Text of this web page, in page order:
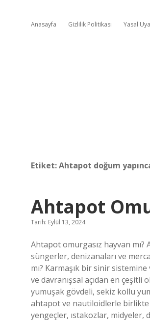
Anasayfa Gizlilik Politikası Yasal
Etiket:Ahtapot doğum
Ahtapot
Tarih: Eylül 13, 2024
Ahtapot omurgasız hayvan mı?
süngerler, denizanaları ve
mı? Karmaşık bir sinir
ve davranışsal açıdan en
yumuşak gövdeli, sekiz kollu
ahtapot ve nautiloidlerle birlikte
yengeçler, ıstakozlar, midyeler,